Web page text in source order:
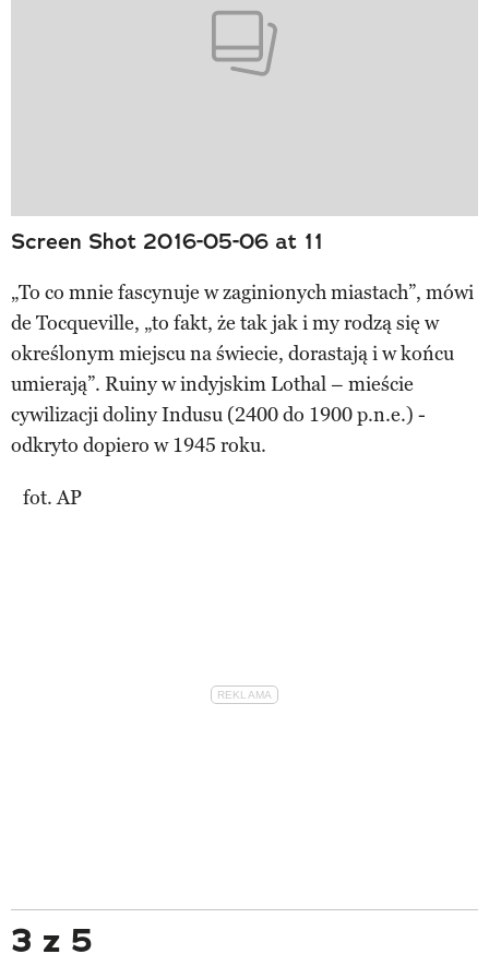
Screen Shot 2016-05-06 at 11
„To co mnie fascynuje w zaginionych miastach”, mówi
de Tocqueville, „to fakt, że tak jak i my rodzą się w
określonym miejscu na świecie, dorastają i w końcu
umierają”. Ruiny w indyjskim Lothal – mieście
cywilizacji doliny Indusu (2400 do 1900 p.n.e.) -
odkryto dopiero w 1945 roku.
fot. AP
3 z 5